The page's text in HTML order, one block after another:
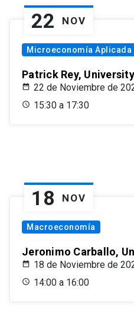
22 NOV
Microeconomía Aplicada
Patrick Rey,
22 de Noviembre de
15:30 a 17:30
18 NOV
Macroeconomía
Jeronimo Carballo,
18 de Noviembre de
14:00 a 16:00